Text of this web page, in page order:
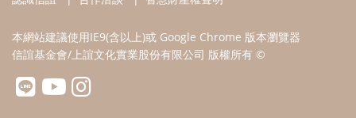
本網站建議使用IE9(含以上)或 Google Chrome 版本瀏覽器
信誼基金會/上誼文化實業股份有限公司 版權所有 ©